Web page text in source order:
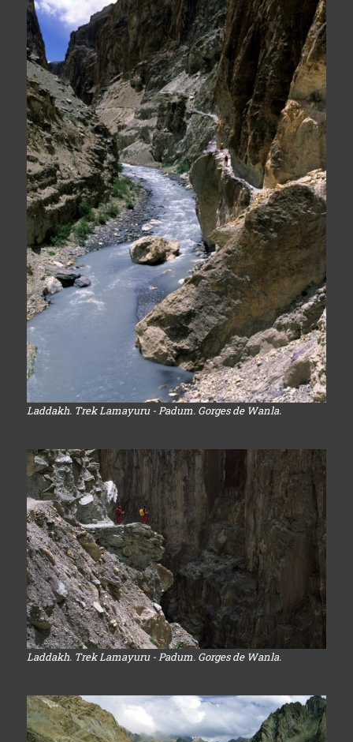
Laddakh. Trek Lamayuru - Padum. Gorges de Wanla.
Laddakh. Trek Lamayuru - Padum. Gorges de Wanla.